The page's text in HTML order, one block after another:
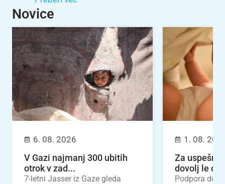
Novice
6. 08. 2026
V Gazi najmanj 300 ubitih
otrok v zad...
7-letni Jasser iz Gaze gleda
1. 08.
Za uspešno
dovolj le
Podpora